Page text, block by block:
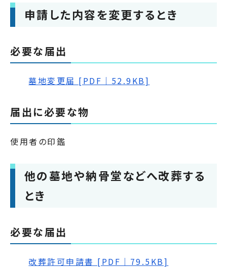
申請した内容を変更するとき
必要な届出
墓地変更届 [PDF｜52.9KB]
届出に必要な物
使用者の印鑑
他の墓地や納骨堂などへ改葬する
とき
必要な届出
改葬許可申請書 [PDF｜79.5KB]